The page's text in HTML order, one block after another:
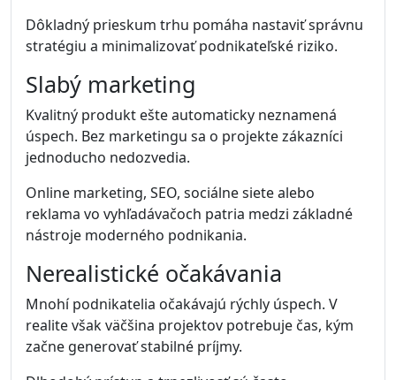
Dôkladný prieskum trhu pomáha nastaviť správnu
stratégiu a minimalizovať podnikateľské riziko.
Slabý marketing
Kvalitný produkt ešte automaticky neznamená
úspech. Bez marketingu sa o projekte zákazníci
jednoducho nedozvedia.
Online marketing, SEO, sociálne siete alebo
reklama vo vyhľadávačoch patria medzi základné
nástroje moderného podnikania.
Nerealistické očakávania
Mnohí podnikatelia očakávajú rýchly úspech. V
realite však väčšina projektov potrebuje čas, kým
začne generovať stabilné príjmy.